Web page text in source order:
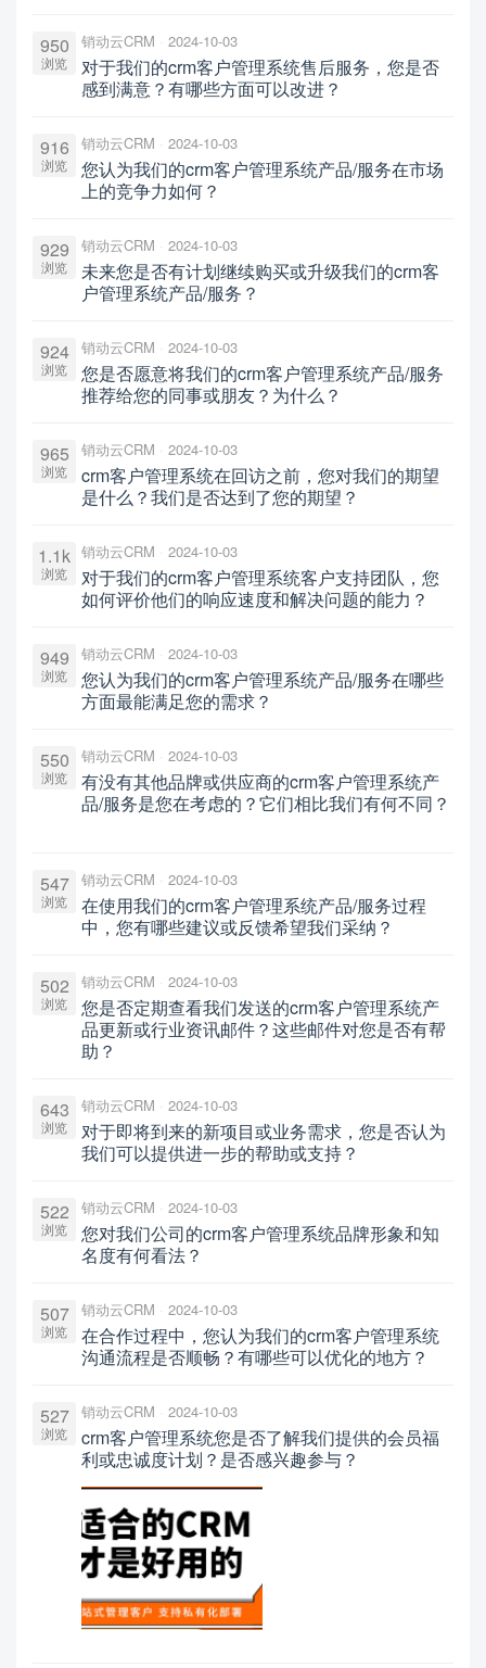
950
浏览
销动云CRM 2024-10-03
对于我们的crm客户管理系统售后服务，您是否
感到满意？有哪些方面可以改进？
916
浏览
销动云CRM 2024-10-03
您认为我们的crm客户管理系统产品/服务在市场
上的竞争力如何？
929
浏览
销动云CRM 2024-10-03
未来您是否有计划继续购买或升级我们的crm客
户管理系统产品/服务？
924
浏览
销动云CRM 2024-10-03
您是否愿意将我们的crm客户管理系统产品/服务
推荐给您的同事或朋友？为什么？
965
浏览
销动云CRM 2024-10-03
crm客户管理系统在回访之前，您对我们的期望
是什么？我们是否达到了您的期望？
1.1k
浏览
销动云CRM 2024-10-03
对于我们的crm客户管理系统客户支持团队，您
如何评价他们的响应速度和解决问题的能力？
949
浏览
销动云CRM 2024-10-03
您认为我们的crm客户管理系统产品/服务在哪些
方面最能满足您的需求？
550
浏览
销动云CRM 2024-10-03
有没有其他品牌或供应商的crm客户管理系统产
品/服务是您在考虑的？它们相比我们有何不同？
547
浏览
销动云CRM 2024-10-03
在使用我们的crm客户管理系统产品/服务过程
中，您有哪些建议或反馈希望我们采纳？
502
浏览
销动云CRM 2024-10-03
您是否定期查看我们发送的crm客户管理系统产
品更新或行业资讯邮件？这些邮件对您是否有帮
助？
643
浏览
销动云CRM 2024-10-03
对于即将到来的新项目或业务需求，您是否认为
我们可以提供进一步的帮助或支持？
522
浏览
销动云CRM 2024-10-03
您对我们公司的crm客户管理系统品牌形象和知
名度有何看法？
507
浏览
销动云CRM 2024-10-03
在合作过程中，您认为我们的crm客户管理系统
沟通流程是否顺畅？有哪些可以优化的地方？
527
浏览
销动云CRM 2024-10-03
crm客户管理系统您是否了解我们提供的会员福
利或忠诚度计划？是否感兴趣参与？